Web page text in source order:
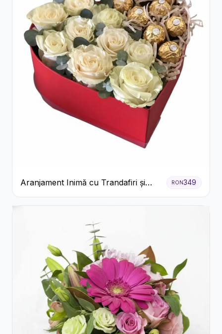
Aranjament Inimă cu Trandafiri și
Praline Ferrero
RON349